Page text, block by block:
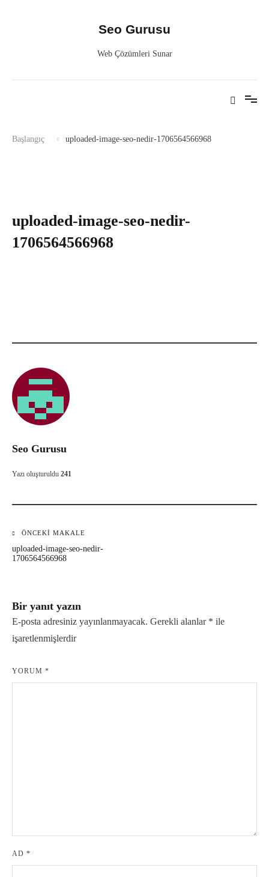
Seo Gurusu
Web Çözümleri Sunar
Başlangıç uploaded-image-seo-nedir-1706564566968
uploaded-image-seo-nedir-
1706564566968
Seo Gurusu
Yazı oluşturuldu 241
Yazı
gezinmesi
ÖNCEKI MAKALE
uploaded-image-seo-nedir-
1706564566968
Bir yanıt yazın
E-posta adresiniz yayınlanmayacak. Gerekli alanlar * ile
işaretlenmişlerdir
YORUM *
AD *